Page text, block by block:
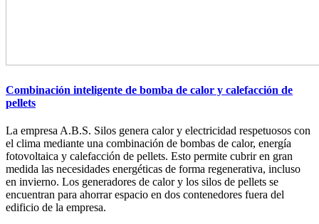
Combinación inteligente de bomba de calor y calefacción de
pellets
La empresa A.B.S. Silos genera calor y electricidad respetuosos con
el clima mediante una combinación de bombas de calor, energía
fotovoltaica y calefacción de pellets. Esto permite cubrir en gran
medida las necesidades energéticas de forma regenerativa, incluso
en invierno. Los generadores de calor y los silos de pellets se
encuentran para ahorrar espacio en dos contenedores fuera del
edificio de la empresa.